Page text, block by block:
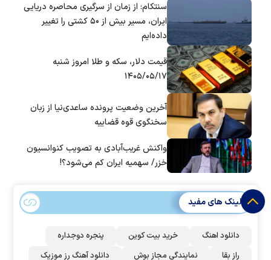
سنتکام: از زمان از سرگیری محاصره دریایی
ایران، مسیر بیش از ۵۰ کشتی را تغییر
داده‌ایم
قیمت دلار، سکه و طلا امروز شنبه
۱۴۰۵/۰۵/۱۷
آخرین وضعیت پرونده ساعدی‌نیا از زبان
سخنگوی قوه قضاییه
واکنش غریب‌آبادی به تصویب کنوانسیون
خزر/ سهمیه ایران کم می‌شود؟!
لینک های مفید
دانلود اهنگ خرید بیت کوین
پنجره دوجداره
راز بقا
نمایندگی مجاز بوش دانلود آهنگ رز‌ موزیک